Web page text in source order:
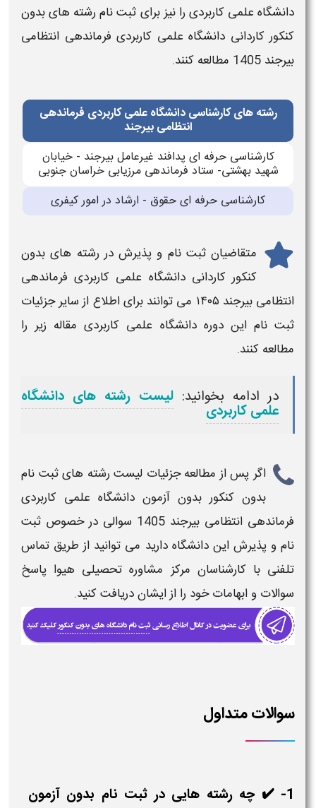
دانشگاه علمی کاربردی را نیز برای ثبت نام رشته های بدون
کنکور کاردانی دانشگاه علمی کاربردی فرماندهی انتظامی
بیرجند 1405 مطالعه کنند.
رشته های کارشناسی دانشگاه علمی کاربردی فرماندهی
انتظامی بیرجند
كارشناسی حرفه ای پدافند غیرعامل بیرجند - خیابان
شهید بهشتی- ستاد فرماندهی مرزیابی خراسان جنوبی
كارشناسی حرفه ای حقوق - ارشاد در امور كیفری
متقاضیان ثبت نام و پذیرش در رشته های بدون
کنکور کاردانی دانشگاه علمی کاربردی فرماندهی
انتظامی بیرجند ۱۴۰۵
می توانند برای اطلاع از سایر جزئیات
ثبت نام این دورهدانشگاه علمی کاربردیمقاله زیر را
مطالعه کنند.
در ادامه بخوانید: لیست رشته های دانشگاه
علمی کاربردی
اگر پس از مطالعه جزئیات لیست رشته های ثبت نام
بدون کنکور بدون آزمون دانشگاه علمی کاربردی
فرماندهی انتظامی بیرجند 1405 سوالی در خصوص ثبت
نام و پذیرش این دانشگاه دارید می توانید از طریق تماس
تلفنی با کارشناسان مرکز مشاوره تحصیلی هیوا پاسخ
سوالات و ابهامات خود را از ایشان دریافت کنید.
سوالات متداول
1- ✔️ چه رشته هایی در ثبت نام بدون آزمون